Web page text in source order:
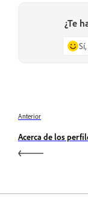
¿Te
Anterior
Acerca de los